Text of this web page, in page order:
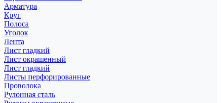
Арматура
Круг
Полоса
Уголок
Лента
Лист гладкий
Лист окрашенный
Лист гладкий
Листы перфорированные
Проволока
Рулонная сталь